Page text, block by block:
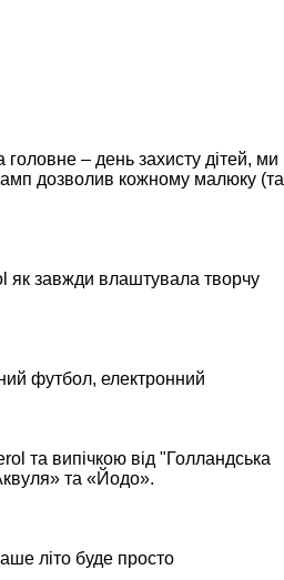
головне – день захисту дітей, ми
дозволив кожному малюку (та
як завжди влаштувала творчу
футбол, електронний
та випічкою від "Голландська
та «Йодо».
літо буде просто